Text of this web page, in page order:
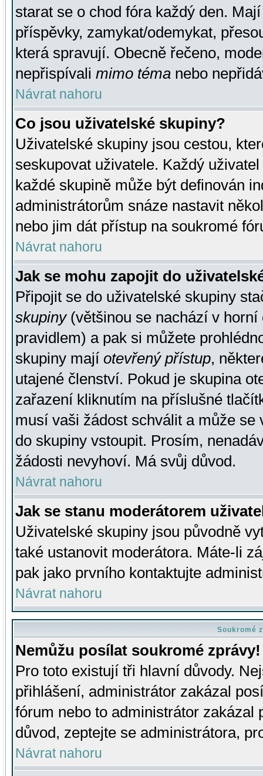
starat se o chod fóra každý den.
příspěvky, zamykat/odemykat,
která spravují. Obecně řečeno,
nepřispívali mimo téma nebo
Návrat nahoru
Co jsou uživatelské skupiny?
Uživatelské skupiny jsou cestou,
seskupovat uživatele. Každý
každé skupině může být definován
administrátorům snáze nastavit
nebo jim dát přístup na soukromé
Návrat nahoru
Jak se mohu zapojit do
Připojit se do uživatelské skupiny
skupiny(většinou se nachází v horní
pravidlem) a pak si můžete
skupiny mají otevřený přístup,
utajené členství. Pokud je skupina
zařazení kliknutím na příslušné
musí vaši žádost schválit a může se
do skupiny vstoupit. Prosím,
žádosti nevyhoví. Má svůj důvod.
Návrat nahoru
Jak se stanu moderátorem
Uživatelské skupiny jsou původně
také ustanovit moderátora. Máte-li
pak jako prvního kontaktujte
Návrat nahoru
Soukromé
Nemůžu posílat soukromé zprávy!
Pro toto existují tři hlavní důvody.
přihlášení, administrátor zakázal
fórum nebo to administrátor zakázal
důvod, zeptejte se administrátora,
Návrat nahoru